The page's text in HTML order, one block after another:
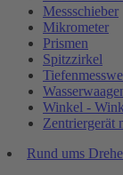
Messschieber
Mikrometer
Prismen
Spitzzirkel
Winkel -
Zentriergerät
Rund ums